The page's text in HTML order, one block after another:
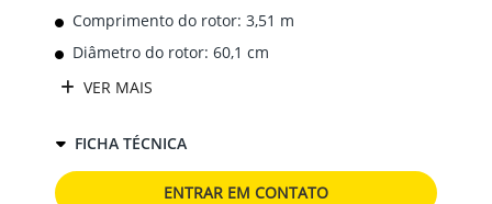
Comprimento do rotor: 3,51 m
Diâmetro do rotor: 60,1 cm
VER MAIS
FICHA TÉCNICA
ENTRAR EM CONTATO